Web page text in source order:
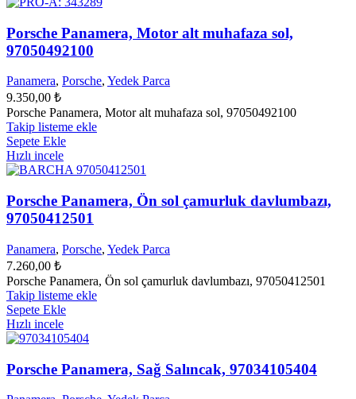
Porsche Panamera, Motor alt muhafaza sol,
97050492100
Panamera, Porsche, Yedek Parca
9.350,00 ₺
Porsche Panamera, Motor alt muhafaza sol, 97050492100
Takip listeme ekle
Sepete Ekle
Hızlı incele
Porsche Panamera, Ön sol çamurluk davlumbazı,
97050412501
Panamera, Porsche, Yedek Parca
7.260,00 ₺
Porsche Panamera, Ön sol çamurluk davlumbazı, 97050412501
Takip listeme ekle
Sepete Ekle
Hızlı incele
Porsche Panamera, Sağ Salıncak, 97034105404